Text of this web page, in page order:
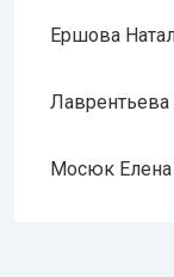
Ершова
Мосюк